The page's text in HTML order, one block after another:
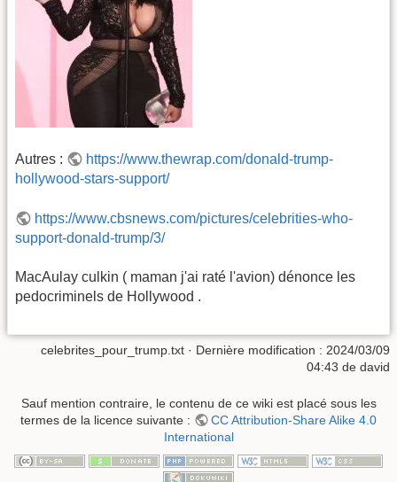
Autres :
https://www.thewrap.com/donald-trump-
hollywood-stars-support/
https://www.cbsnews.com/pictures/celebrities-who-
support-donald-trump/3/
MacAulay culkin ( maman j'ai raté l'avion) dénonce les
pedocriminels de Hollywood .
celebrites_pour_trump.txt · Dernière modification : 2024/03/09
04:43 de david
Sauf mention contraire, le contenu de ce wiki est placé sous les
termes de la licence suivante :
CC Attribution-Share Alike 4.0
International